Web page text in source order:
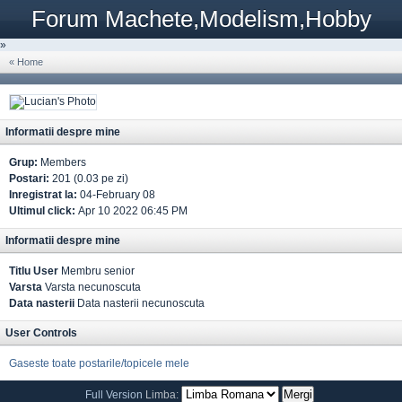
Forum Machete,Modelism,Hobby
»
« Home
Informatii despre mine
Grup: Members
Postari: 201 (0.03 pe zi)
Inregistrat la: 04-February 08
Ultimul click: Apr 10 2022 06:45 PM
Informatii despre mine
Titlu User Membru senior
Varsta Varsta necunoscuta
Data nasterii Data nasterii necunoscuta
User Controls
Gaseste toate postarile/topicele mele
Full Version Limba: